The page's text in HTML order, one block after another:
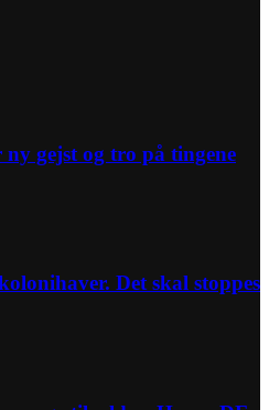
gejst og tro på tingene
Det skal stoppes